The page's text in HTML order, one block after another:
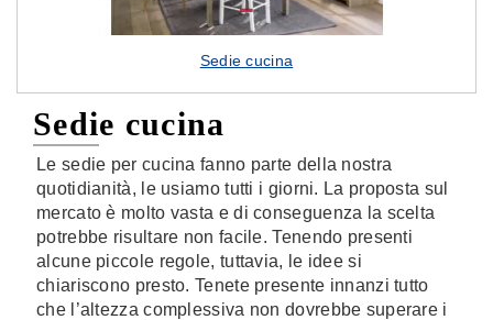
Sedie cucina
Sedie cucina
Le sedie per cucina fanno parte della nostra
quotidianità, le usiamo tutti i giorni. La proposta sul
mercato è molto vasta e di conseguenza la scelta
potrebbe risultare non facile. Tenendo presenti
alcune piccole regole, tuttavia, le idee si
chiariscono presto. Tenete presente innanzi tutto
che l’altezza complessiva non dovrebbe superare i